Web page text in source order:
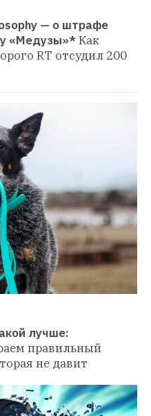
— о штрафе
«Медузы»*Как
RT отсудил 200
лучше:
правильный
не давит